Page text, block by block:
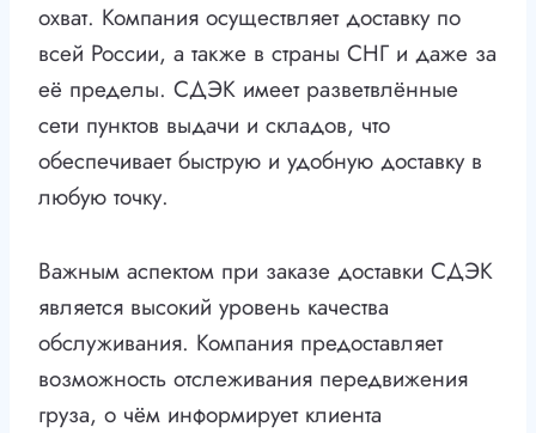
охват. Компания осуществляет доставку по
всей России, а также в страны СНГ и даже за
её пределы. СДЭК имеет разветвлённые
сети пунктов выдачи и складов, что
обеспечивает быструю и удобную доставку в
любую точку.
Важным аспектом при заказе доставки СДЭК
является высокий уровень качества
обслуживания. Компания предоставляет
возможность отслеживания передвижения
груза, о чём информирует клиента